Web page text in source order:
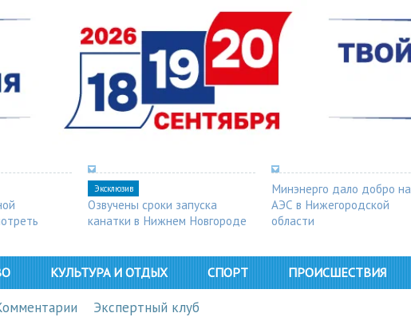
Эксклюзив
Озвучены сроки запуска
канатки в Нижнем Новгороде
Минэнерго дало добро на
АЭС в Нижегородской
области
КУЛЬТУРА И ОТДЫХ СПОРТ ПРОИСШЕСТВИЯ
Экспертный клуб